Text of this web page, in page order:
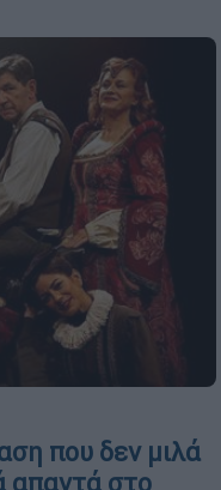
που δεν μιλά